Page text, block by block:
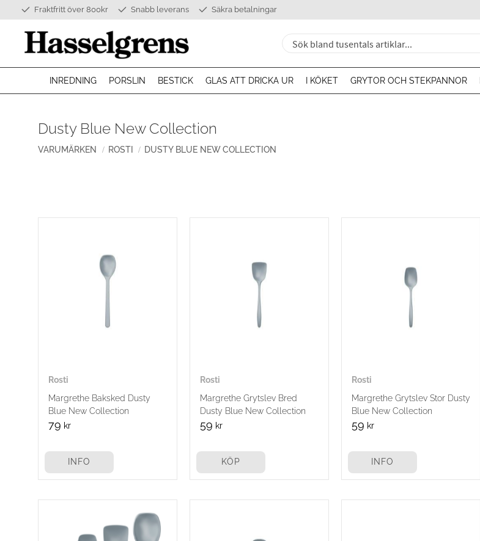
Fraktfritt över 800kr Snabb leverans Säkra betalningar
INREDNING PORSLIN BESTICK GLAS ATT DRICKA UR I KÖKET GRYTOR OCH STEKPANNOR
Dusty Blue New Collection
VARUMÄRKEN ROSTI DUSTY BLUE NEW COLLECTION
Rosti
Margrethe Baksked Dusty
Blue New Collection
79 kr
INFO
Rosti
Margrethe Grytslev Bred
Dusty Blue New Collection
59 kr
KÖP
Rosti
Margrethe Grytslev Stor Dusty
Blue New Collection
59 kr
INFO